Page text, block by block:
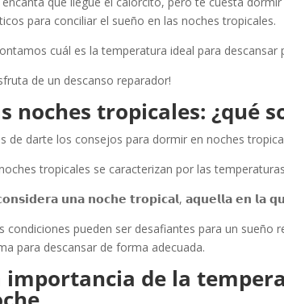
para conciliar el sueño en las noches tropicales.
cuál es la temperatura ideal para descansar
de un descanso reparador!
noches tropicales: ¿qué
de darte los consejos para dormir en noches
tropicales se caracterizan por las
𝘂𝗻𝗮 𝗻𝗼𝗰𝗵𝗲 𝘁𝗿𝗼𝗽𝗶𝗰𝗮𝗹, 𝗮𝗾𝘂𝗲𝗹𝗹𝗮 𝗲𝗻 𝗹𝗮
condiciones pueden ser desafiantes para un
para descansar de forma adecuada.
importancia de la